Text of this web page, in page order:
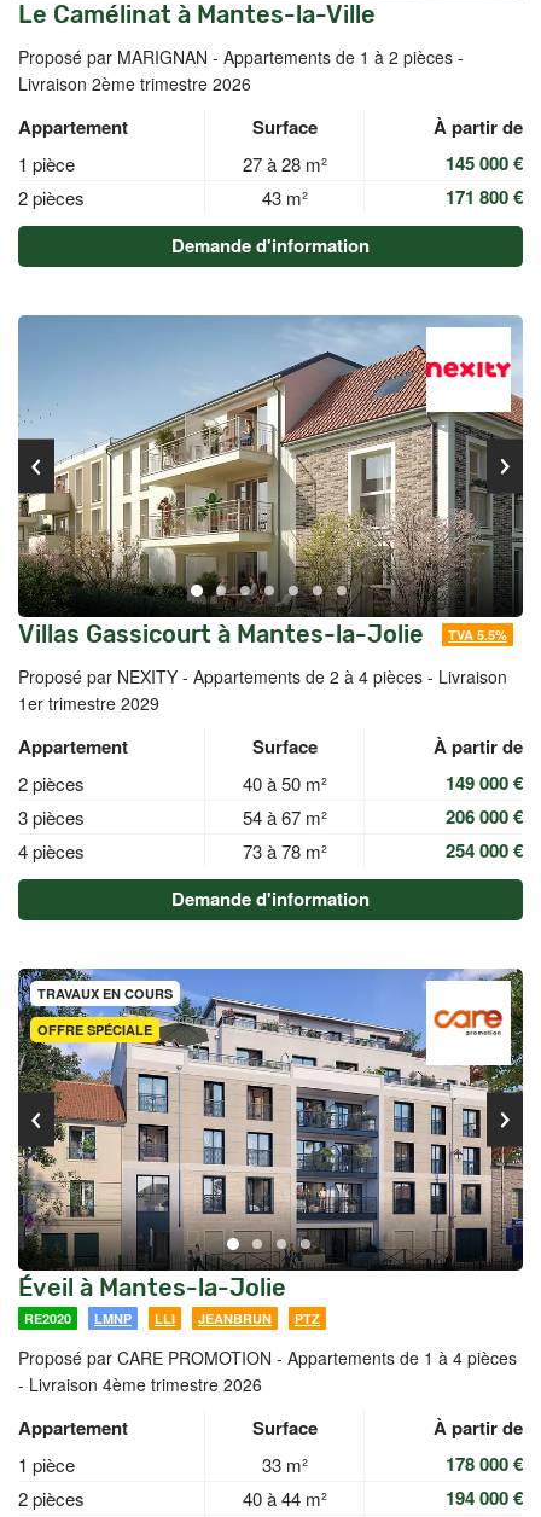
Le Camélinat à Mantes-la-Ville
Proposé par MARIGNAN - Appartements de 1 à 2 pièces -
Livraison 2ème trimestre 2026
Appartement Surface À partir de
1 pièce 27 à 28 m² 145 000 €
2 pièces 43 m²
171 800 €
Demande d'information
Villas Gassicourt à Mantes-la-Jolie TVA 5.5%
Proposé par NEXITY - Appartements de 2 à 4 pièces - Livraison
1er trimestre 2029
Appartement Surface À partir de
2 pièces 40 à 50 m² 149 000 €
3 pièces 54 à 67 m² 206 000 €
4 pièces 73 à 78 m²
254 000 €
Demande d'information
OFFRE SPÉCIALE
TRAVAUX EN COURS
Éveil à Mantes-la-Jolie
RE2020 LMNP LLI JEANBRUN PTZ
Proposé par CARE PROMOTION - Appartements de 1 à 4 pièces
- Livraison 4ème trimestre 2026
Appartement Surface À partir de
1 pièce 33 m² 178 000 €
2 pièces 40 à 44 m² 194 000 €